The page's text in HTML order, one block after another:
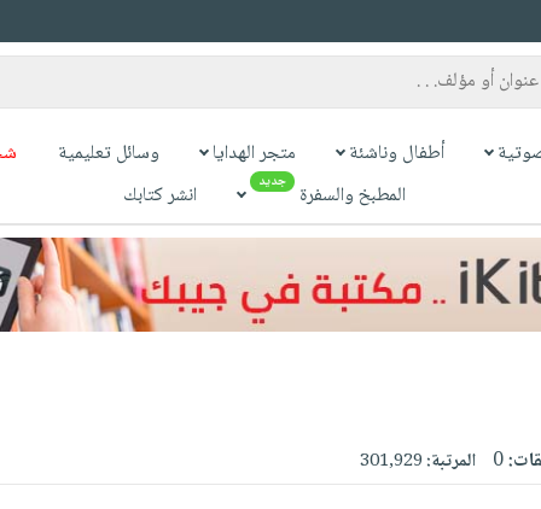
أطفال وناشئة متجر الهدايا وسائل تعليمية
المطبخ والسفرة
جديد انشر كتابك
0 المرتبة:301,929